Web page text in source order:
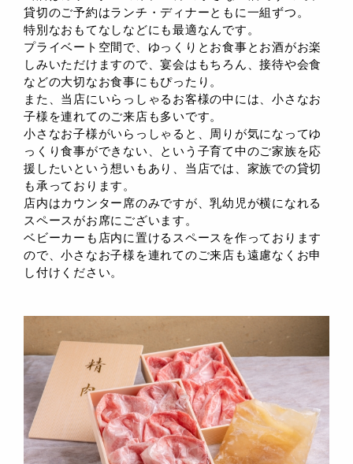
貸切のご予約はランチ・ディナーともに一組ずつ。
特別なおもてなしなどにも最適なんです。
プライベート空間で、ゆっくりとお食事とお酒がお楽
しみいただけますので、宴会はもちろん、接待や会食
などの大切なお食事にもぴったり。
また、当店にいらっしゃるお客様の中には、小さなお
子様を連れてのご来店も多いです。
小さなお子様がいらっしゃると、周りが気になってゆ
っくり食事ができない、という子育て中のご家族を応
援したいという想いもあり、当店では、家族での貸切
も承っております。
店内はカウンター席のみですが、乳幼児が横になれる
スペースがお席にございます。
ベビーカーも店内に置けるスペースを作っております
ので、小さなお子様を連れてのご来店も遠慮なくお申
し付けください。